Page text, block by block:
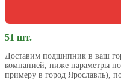
51 шт.
Доставим подшипник в ваш
компанией, ниже параметры
примеру в город Ярославль),